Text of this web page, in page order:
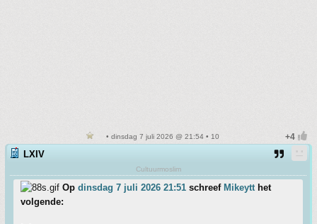
• dinsdag 7 juli 2026 @ 21:54 • 10
LXIV
Cultuurmoslim
Op dinsdag 7 juli 2026 21:51 schreef Mikeytthet
volgende: